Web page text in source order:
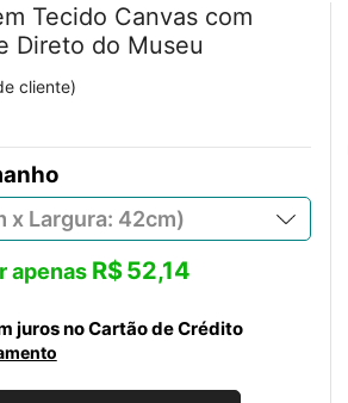
Tecido Canvas com
Direto do Museu
cliente)
R$52,14
juros no Cartão de Crédito